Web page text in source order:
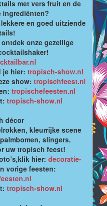
met vers fruit en de
ingrediënten?
en goed uitziende
onze gezellige
je hier: tropisch-show.nl
show: tropischfeest.nl
tropischefeesten.nl
tropisch-show.nl
décor
kleurrijke scene
slingers,
uw tropisch feest!
hier: decoratie-
vorige feesten:
tropisch-show.nl